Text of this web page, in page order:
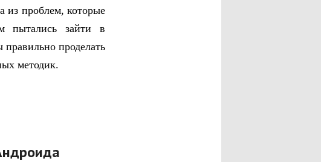
из проблем, которые
пытались зайти в
проделать
методик.